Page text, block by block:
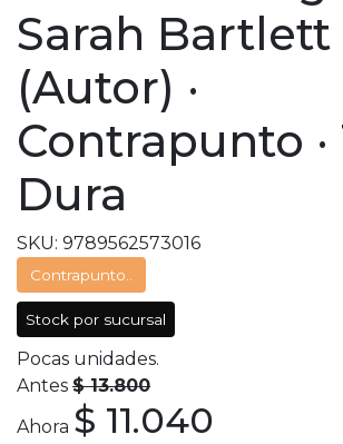
Sarah Bartlett
(Autor) ·
Contrapunto ·
Dura
SKU: 9789562573016
Contrapunto..
Stock por sucursal
Pocas unidades.
Antes $ 13.800
Ahora $ 11.040